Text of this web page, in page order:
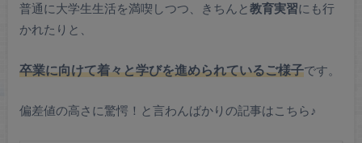
普通に大学生生活を満喫しつつ、きちんと教育実習にも行
かれたりと、
卒業に向けて着々と学びを進められているご様子です。
偏差値の高さに驚愕！と言わんばかりの記事はこちら♪